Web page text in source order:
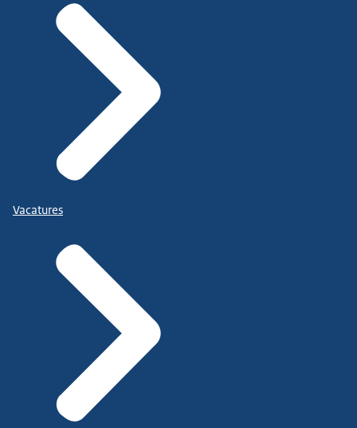
Vacatures